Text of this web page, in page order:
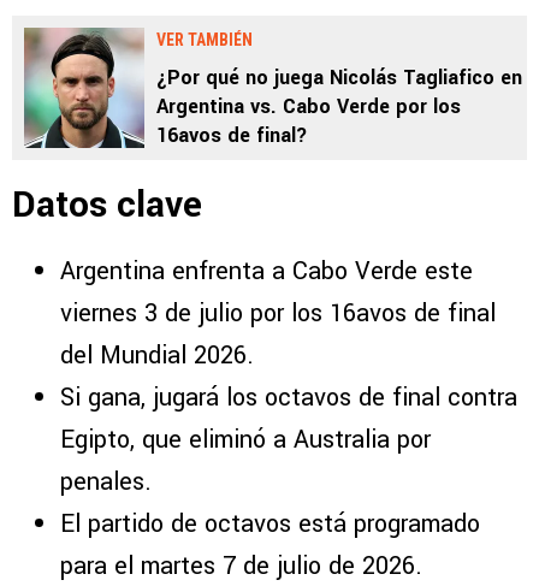
VER TAMBIÉN
¿Por qué no juega Nicolás Tagliafico en
Argentina vs. Cabo Verde por los
16avos de final?
Datos clave
Argentina enfrenta a Cabo Verde este
viernes 3 de julio por los 16avos de final
del Mundial 2026.
Si gana, jugará los octavos de final contra
Egipto, que eliminó a Australia por
penales.
El partido de octavos está programado
para el martes 7 de julio de 2026.